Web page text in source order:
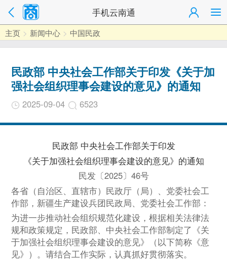
手机云南通
主页 > 新闻中心 > 中国民政
民政部 中央社会工作部关于印发《关于加
强社会组织理事会建设的意见》的通知
2025-09-04 6523
民政部 中央社会工作部关于印发
《关于加强社会组织理事会建设的意见》的通知
民发〔2025〕46号
各省（自治区、直辖市）民政厅（局）、党委社会工
作部，新疆生产建设兵团民政局、党委社会工作部：
为进一步推动社会组织规范化建设，根据相关法律法
规和政策规定，民政部、中央社会工作部制定了《关
于加强社会组织理事会建设的意见》（以下简称《意
见》）。请结合工作实际，认真抓好贯彻落实。